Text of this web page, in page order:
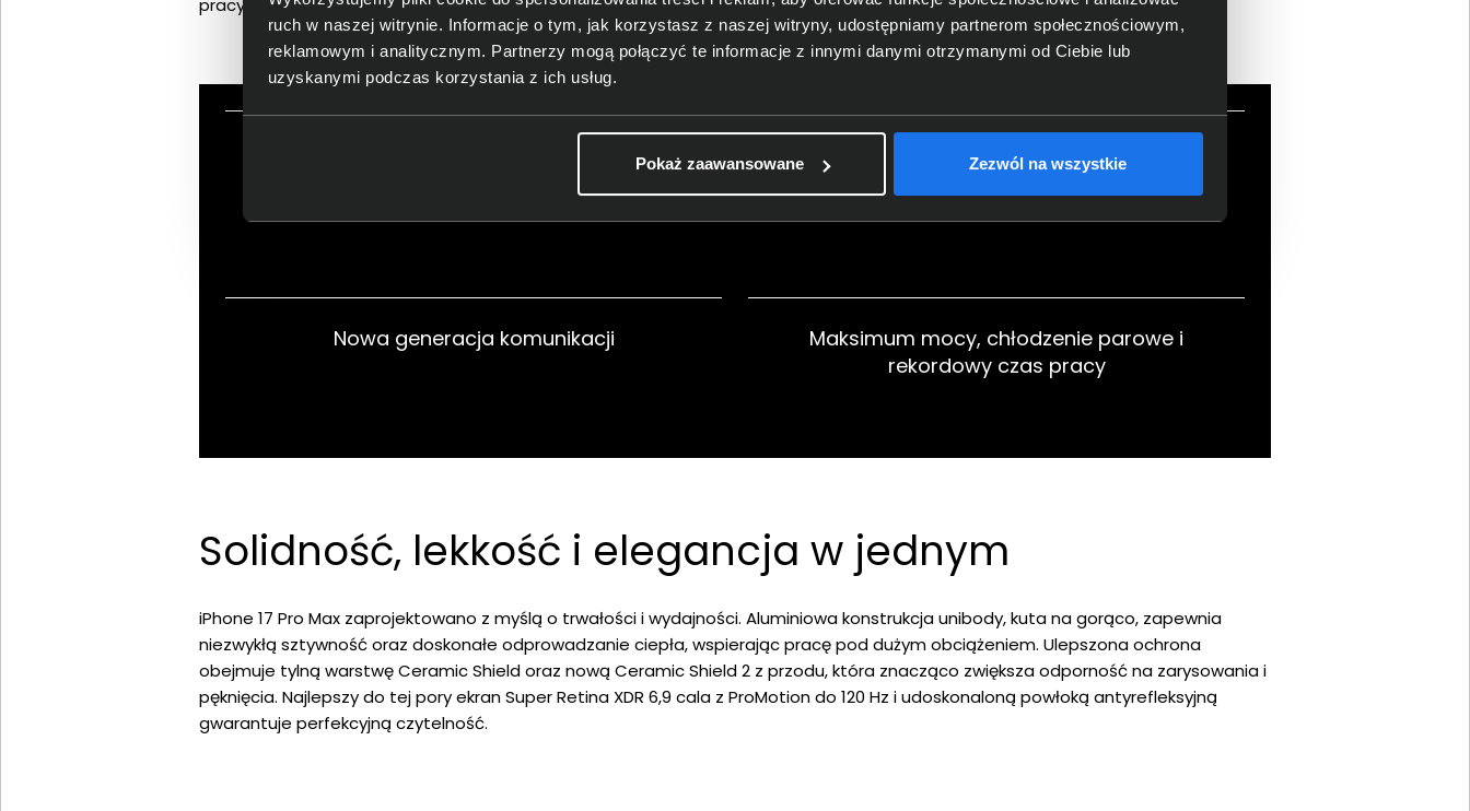
ruch w naszej witrynie. Informacje o tym, jak korzystasz z naszej witryny, udostępniamy partnerom społecznościowym,
reklamowym i analitycznym. Partnerzy mogą połączyć te informacje z innymi danymi otrzymanymi od Ciebie lub
uzyskanymi podczas korzystania z ich usług.
Pokaż zaawansowane Zezwól na wszystkie
pracy.
Solidność, lekkość i elegancja w jednym
Fotografia i wideo na poziomie
profesjonalnym
Nowa generacja komunikacji
Maksimum mocy, chłodzenie parowe i
rekordowy czas pracy
Solidność, lekkość i elegancja w jednym
iPhone 17 Pro Max zaprojektowano z myślą o trwałości i wydajności. Aluminiowa konstrukcja unibody, kuta na gorąco, zapewnia
niezwykłą sztywność oraz doskonałe odprowadzanie ciepła, wspierając pracę pod dużym obciążeniem. Ulepszona ochrona
obejmuje tylną warstwę Ceramic Shield oraz nową Ceramic Shield 2 z przodu, która znacząco zwiększa odporność na zarysowania i
pęknięcia. Najlepszy do tej pory ekran Super Retina XDR 6,9 cala z ProMotion do 120 Hz i udoskonaloną powłoką antyrefleksyjną
gwarantuje perfekcyjną czytelność.